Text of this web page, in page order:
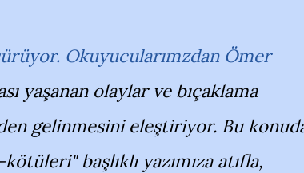
Okuyucularımzdan Ömer
yaşanan olaylar ve bıçaklama
gelinmesini eleştiriyor. Bu
başlıklı yazımıza atıfla,